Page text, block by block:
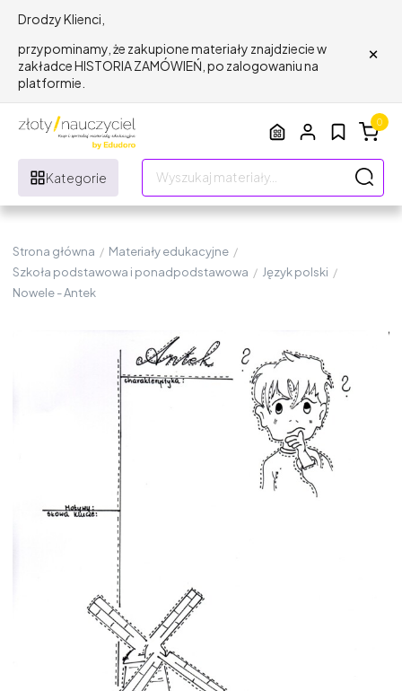
Drodzy Klienci,
przypominamy, że zakupione materiały znajdziecie w
zakładce HISTORIA ZAMÓWIEŃ, po zalogowaniu na
platformie.
×
Kategorie
0
Strona główna / Materiały edukacyjne /
Szkoła podstawowa i ponadpodstawowa / Język polski /
Nowele - Antek